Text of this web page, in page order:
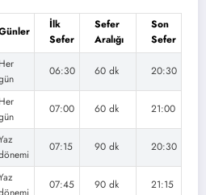
İlk
Sefer
Sefer
Aralığı
Son
Sefer
Her
06:30 60 dk 20:30
Her
07:00 60 dk 21:00
07:15 90 dk 20:30
07:45 90 dk 21:15